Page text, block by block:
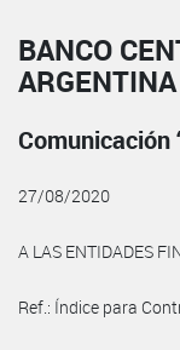
BANCO
ARGENTINA
Comunicación
27/08/2020
A LAS ENTIDADES
Ref.: Índice para